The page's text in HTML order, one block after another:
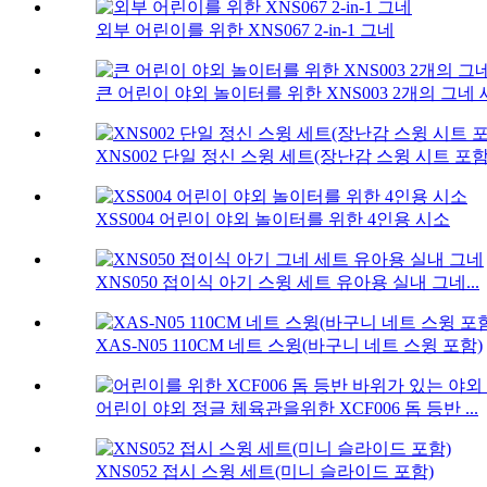
외부 어린이를 위한 XNS067 2-in-1 그네
큰 어린이 야외 놀이터를 위한 XNS003 2개의 그네
XNS002 단일 정신 스윙 세트(장난감 스윙 시트 포
XSS004 어린이 야외 놀이터를 위한 4인용 시소
XNS050 접이식 아기 스윙 세트 유아용 실내 그네...
XAS-N05 110CM 네트 스윙(바구니 네트 스윙 포함)
어린이 야외 정글 체육관을위한 XCF006 돔 등반 ...
XNS052 접시 스윙 세트(미니 슬라이드 포함)